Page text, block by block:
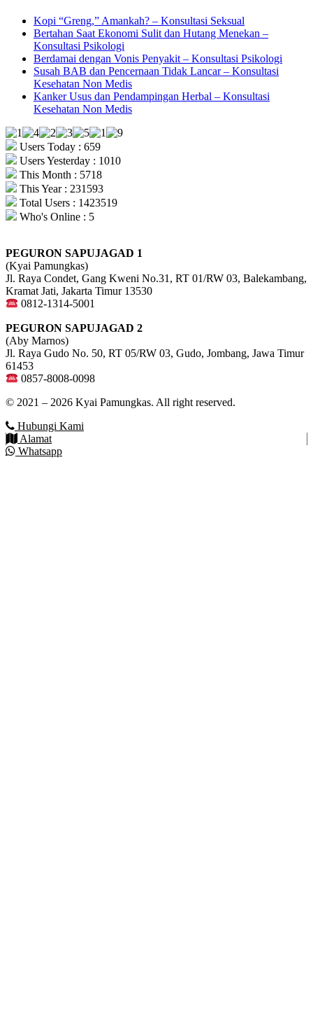
Kopi “Greng,” Amankah? – Konsultasi Seksual
Bertahan Saat Ekonomi Sulit dan Hutang Menekan –
Konsultasi Psikologi
Berdamai dengan Vonis Penyakit – Konsultasi Psikologi
Susah BAB dan Pencernaan Tidak Lancar – Konsultasi
Kesehatan Non Medis
Kanker Usus dan Pendampingan Herbal – Konsultasi
Kesehatan Non Medis
Users Today : 659
Users Yesterday : 1010
This Month : 5718
This Year : 231593
Total Users : 1423519
Who's Online : 5
PEGURON SAPUJAGAD 1
(Kyai Pamungkas)
Jl. Raya Condet, Gang Kweni No.31, RT 01/RW 03, Balekambang,
Kramat Jati, Jakarta Timur 13530
0812-1314-5001
PEGURON SAPUJAGAD 2
(Aby Marnos)
Jl. Raya Gudo No. 50, RT 05/RW 03, Gudo, Jombang, Jawa Timur
61453
0857-8008-0098
© 2021 – 2026 Kyai Pamungkas. All right reserved.
Hubungi Kami
Alamat
Whatsapp